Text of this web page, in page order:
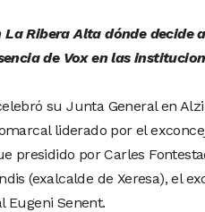
La Ribera Alta dónde decide
de Vox en las
su Junta General en
liderado por el
presidido por Carles
(exalcalde de Xeresa), el
Eugeni Senent.